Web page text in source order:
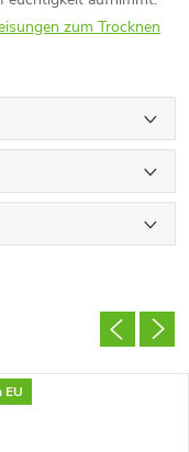
zum Trocknen
EU